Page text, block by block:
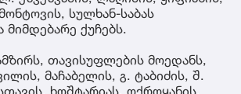
სულხან-საბას
ქუჩებს.
თავისუფლების მოედანს,
მაჩაბელის, გ. ტაბიძის, შ.